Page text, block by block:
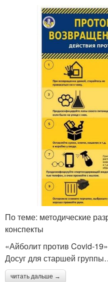
По теме: методические
конспекты
«Айболит против Covid-
Досуг для старшей
читать дальше →